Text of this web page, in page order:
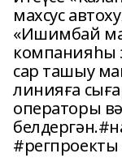
махсус
«Ишимбай
компанияһы
сар ташыу
линияға
операторы